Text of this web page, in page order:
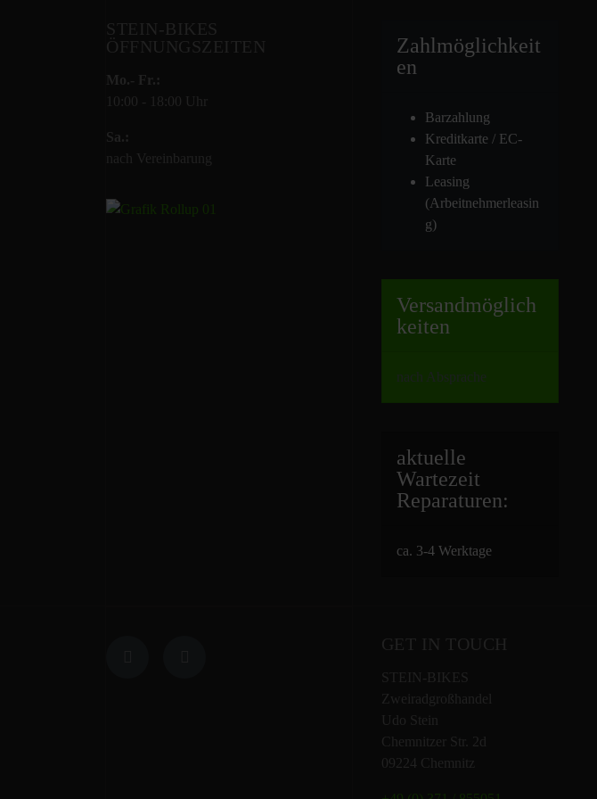
STEIN-BIKES
ÖFFNUNGSZEITEN
Mo.- Fr.:
10:00 - 18:00 Uhr
Sa.:
nach Vereinbarung
Zahlmöglichkeit
en
Barzahlung
Kreditkarte / EC-
Karte
Leasing
(Arbeitnehmerleasin
g)
Versandmöglich
keiten
nach Absprache
aktuelle
Wartezeit
Reparaturen:
ca. 3-4 Werktage
GET IN TOUCH
STEIN-BIKES
Zweiradgroßhandel
Udo Stein
Chemnitzer Str. 2d
09224 Chemnitz